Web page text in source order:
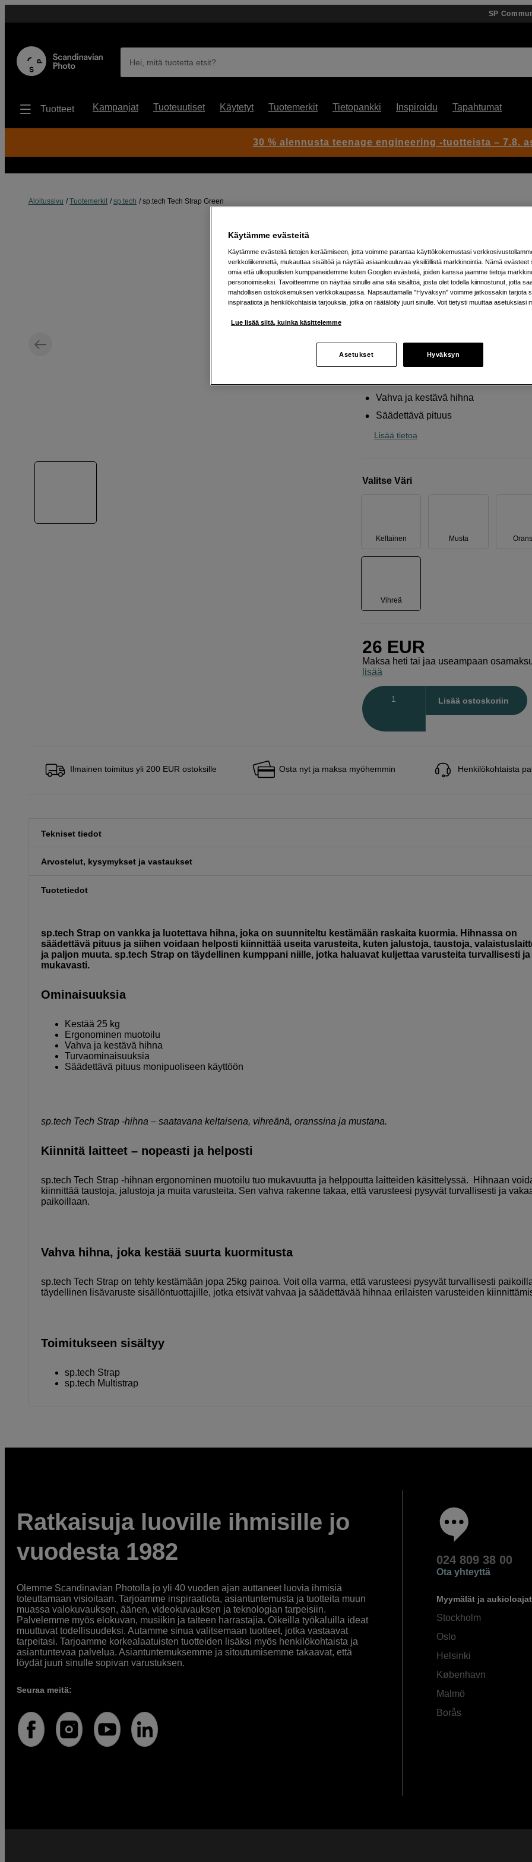
SP
Hei, mitä tuotetta etsit?
Tuotteet Kampanjat Tuoteuutiset Käytetyt Tuotemerkit Tietopankki Inspiroidu Tapahtumat
Aloitussivu Tuotemerkit sp.tech sp.tech Tech Strap Green
sp.tech Tech Strap Green
Tukeva hihna varusteiden
kiinnittämiseen
Helsingin myymälä: Varastotilanne
Vahva ja kestävä hihna
Säädettävä pituus
Lisää tietoa
Valitse Väri
Keltainen Musta
Vihreä
26 EUR
Maksa heti tai jaa useampaan
lisää
Lisää ostoskoriin
Ilmainen toimitus yli 200 EUR ostoksille Osta nyt ja maksa myöhemmin Henkilökohtaista
Tekniset tiedot
Arvostelut, kysymykset ja vastaukset
Tuotetiedot
sp.tech Strap on vankka ja luotettava hihna, joka on suunniteltu kestämään raskaita kuormia. Hihnassa on
säädettävä pituus ja siihen voidaan helposti kiinnittää useita varusteita, kuten jalustoja, taustoja,
ja paljon muuta. sp.tech Strap on täydellinen kumppani niille, jotka haluavat kuljettaa varusteita turvallisesti ja
mukavasti.
Ominaisuuksia
Kestää 25 kg
Ergonominen muotoilu
Vahva ja kestävä hihna
Turvaominaisuuksia
Säädettävä pituus monipuoliseen käyttöön
sp.tech Tech Strap -hihna – saatavana keltaisena, vihreänä, oranssina ja mustana.
Kiinnitä laitteet – nopeasti ja helposti
sp.tech Tech Strap -hihnan ergonominen muotoilu tuo mukavuutta ja helppoutta laitteiden käsittelyssä. Hihnaan
kiinnittää taustoja, jalustoja ja muita varusteita. Sen vahva rakenne takaa, että varusteesi pysyvät turvallisesti ja
paikoillaan.
Vahva hihna, joka kestää suurta kuormitusta
sp.tech Tech Strap on tehty kestämään jopa 25kg painoa. Voit olla varma, että varusteesi pysyvät turvallisesti
täydellinen lisävaruste sisällöntuottajille, jotka etsivät vahvaa ja säädettävää hihnaa erilaisten varusteiden
Toimitukseen sisältyy
sp.tech Strap
sp.tech Multistrap
Ratkaisuja luoville ihmisille jo
vuodesta 1982
Olemme Scandinavian Photolla jo yli 40 vuoden ajan auttaneet luovia ihmisiä
toteuttamaan visioitaan. Tarjoamme inspiraatiota, asiantuntemusta ja tuotteita muun
muassa valokuvauksen, äänen, videokuvauksen ja teknologian tarpeisiin.
Palvelemme myös elokuvan, musiikin ja taiteen harrastajia. Oikeilla työkaluilla ideat
muuttuvat todellisuudeksi. Autamme sinua valitsemaan tuotteet, jotka vastaavat
tarpeitasi. Tarjoamme korkealaatuisten tuotteiden lisäksi myös henkilökohtaista ja
asiantuntevaa palvelua. Asiantuntemuksemme ja sitoutumisemme takaavat, että
löydät juuri sinulle sopivan varustuksen.
Seuraa meitä:
024 809 38 00
Ota yhteyttä
Myymälät ja aukioloajat
Stockholm
Oslo
Helsinki
København
Malmö
Borås
30 % alennusta teenage engineering -tuotteista – 7.8.
Käytämme evästeitä
Käytämme evästeitä tietojen keräämiseen, jotta voimme parantaa käyttökokemustasi
verkkoliikennettä, mukauttaa sisältöä ja näyttää asiaankuuluvaa yksilöllistä markkinointia. Nämä evästeet
omia että ulkopuolisten kumppaneidemme kuten Googlen evästeitä, joiden kanssa jaamme tietoja
personoimiseksi. Tavoitteemme on näyttää sinulle aina sitä sisältöä, josta olet todella kiinnostunut, jotta
mahdollisen ostokokemuksen verkkokaupassa. Napsauttamalla "Hyväksyn" voimme jatkossakin tarjota
inspiraatiota ja henkilökohtaisia tarjouksia, jotka on räätälöity juuri sinulle. Voit tietysti muuttaa asetuksiasi
Lue lisää siitä, kuinka käsittelemme
Asetukset Hyväksyn